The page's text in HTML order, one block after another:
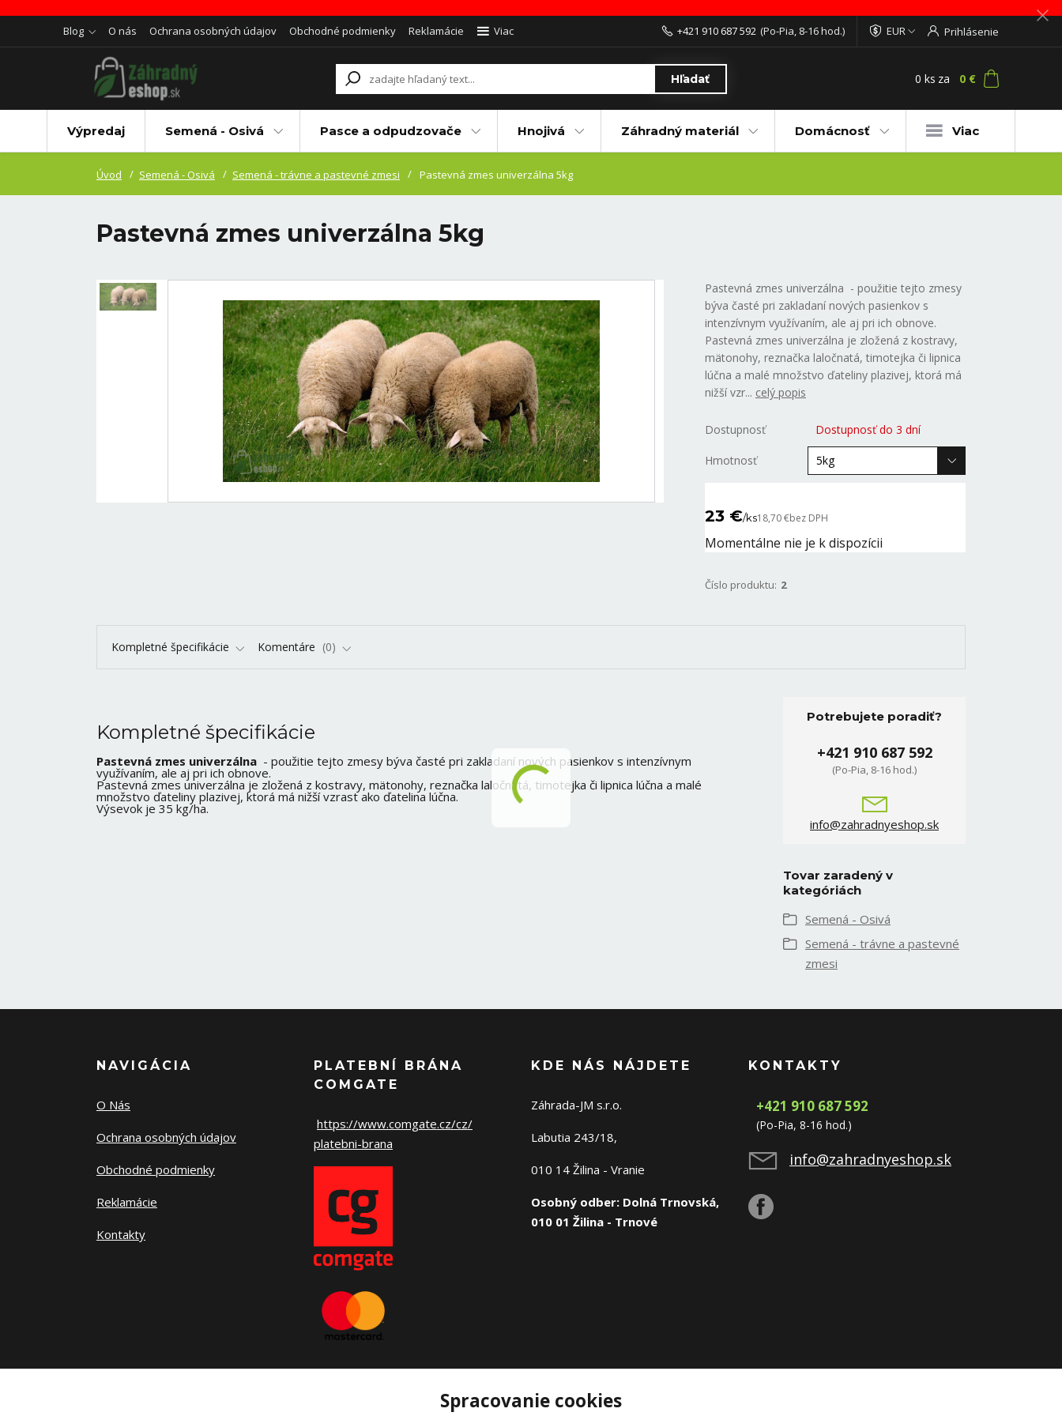
Blog O nás Ochrana osobných údajov Obchodné podmienky Reklamácie Viac EUR Prihlásenie
Hľadať
+421 910 687 592 (Po-Pia, 8-16 hod.)
0 ks za 0 €
Výpredaj Semená - Osivá Pasce a odpudzovače Hnojivá Záhradný materiál Domácnosť Viac
Úvod Semená - Osivá Semená - trávne a pastevné zmesi Pastevná zmes univerzálna 5kg
Pastevná zmes univerzálna 5kg
Pastevná zmes univerzálna - použitie tejto zmesy
býva časté pri zakladaní nových pasienkov s
intenzívnym využívaním, ale aj pri ich obnove.
Pastevná zmes univerzálna je zložená z kostravy,
mätonohy, reznačka laločnatá, timotejka či lipnica
lúčna a malé množstvo ďateliny plazivej, ktorá má
nižší vzr... celý popis
Dostupnosť Dostupnosť do 3 dní
Hmotnosť
23 €/ks18,70 €bez DPH
Momentálne nie je k dispozícii
Číslo produktu: 2
Kompletné špecifikácie Komentáre 0
Kompletné špecifikácie
Pastevná zmes univerzálna - použitie tejto zmesy býva časté pri zakladaní nových pasienkov s intenzívnym
využívaním, ale aj pri ich obnove.
Pastevná zmes univerzálna je zložená z kostravy, mätonohy, reznačka laločnatá, timotejka či lipnica lúčna a malé
množstvo ďateliny plazivej, ktorá má nižší vzrast ako ďatelina lúčna.
Výsevok je 35 kg/ha.
Potrebujete poradiť?
+421 910 687 592
(Po-Pia, 8-16 hod.)
info@zahradnyeshop.sk
Tovar zaradený v
kategóriách
Semená - Osivá
Semená - trávne a pastevné
zmesi
NAVIGÁCIA
O Nás
Ochrana osobných údajov
Obchodné podmienky
Reklamácie
Kontakty
PLATEBNÍ BRÁNA
COMGATE
https://www.comgate.cz/cz/
platebni-brana
KDE NÁS NÁJDETE
Záhrada-JM s.r.o.
Labutia 243/18,
010 14 Žilina - Vranie
Osobný odber: Dolná Trnovská,
010 01 Žilina - Trnové
KONTAKTY
+421 910 687 592
(Po-Pia, 8-16 hod.)
info@zahradnyeshop.sk
Spracovanie cookies